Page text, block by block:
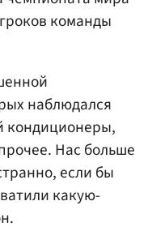
команды
наблюдался
кондиционеры,
Нас больше
если бы
какую-